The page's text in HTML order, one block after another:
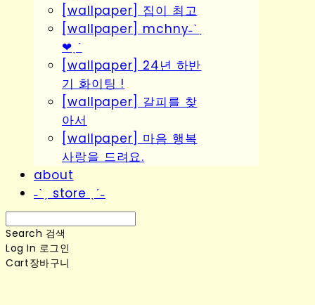
[wallpaper] 집이 최고
[wallpaper] mchny˗ˋˏ
❤︎ˎˊ
[wallpaper] 24년 하반
기 화이팅 !
[wallpaper] 갈피를 찾
아서
[wallpaper] 마음 행복
사랑을 드려요.
about
˗ˋˏ store ˎˊ˗
Search 검색
Log In 로그인
Cart장바구니